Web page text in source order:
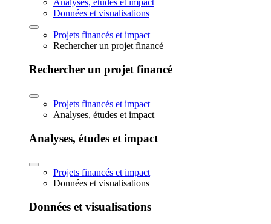
Analyses, études et impact
Données et visualisations
Projets financés et impact
Rechercher un projet financé
Rechercher un projet financé
Projets financés et impact
Analyses, études et impact
Analyses, études et impact
Projets financés et impact
Données et visualisations
Données et visualisations